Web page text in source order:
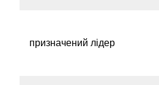
призначений лідер